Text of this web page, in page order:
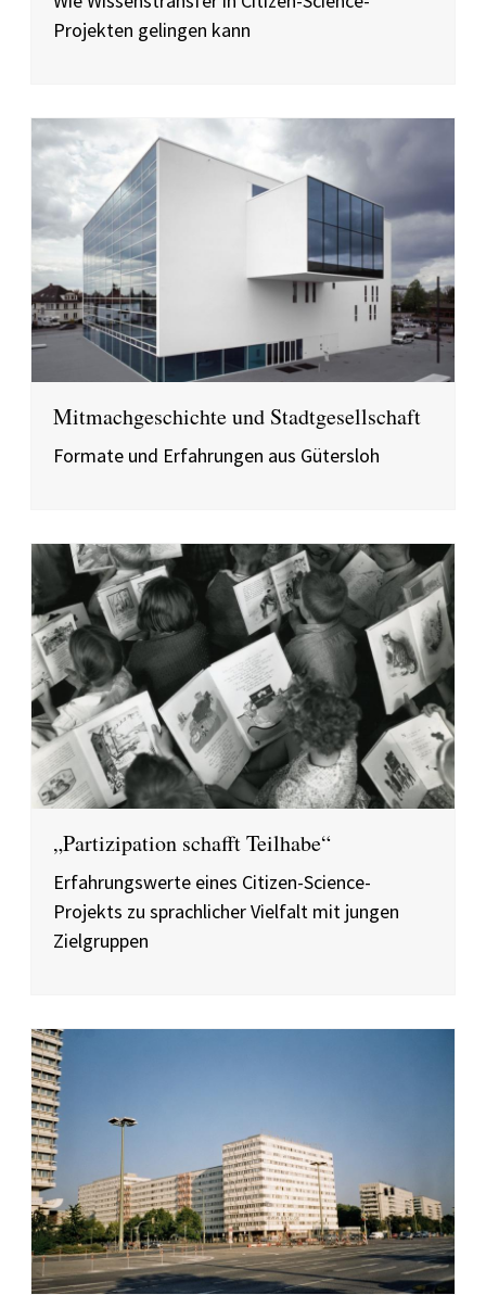
Projekten gelingen kann
Mitmachgeschichte und Stadtgesellschaft
Formate und Erfahrungen aus Gütersloh
„Partizipation schafft Teilhabe“
Erfahrungswerte eines Citizen-Science-
Projekts zu sprachlicher Vielfalt mit jungen
Zielgruppen